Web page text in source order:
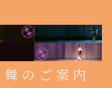
のご案内